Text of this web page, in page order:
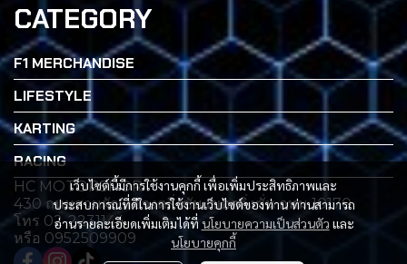
เว็บไซต์นี้มีการใช้งานคุกกี้ เพื่อเพิ่มประสิทธิภาพและ
ประสบการณ์ที่ดีในการใช้งานเว็บไซต์ของท่าน ท่านสามารถ
อ่านรายละเอียดเพิ่มเติมได้ที่ นโยบายความเป็นส่วนตัว และ
นโยบายคุกกี้
CATEGORY
F1 MERCHANDISE
LIFESTYLE
KARTING
RACING
HC MOTORSPORT
430 ถนนสวนผัก เเขวงตลิ่งซัน เขตตลิ่งซั่น กทม 10170
โทร 02-2231144
หรือ 0952509909